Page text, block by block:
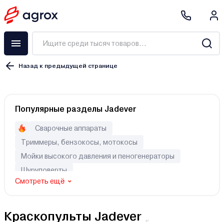
Назад к предыдущей странице
Популярные разделы Jadever
Смотреть ещё
Сварочные аппараты
Триммеры, бензокосы, мотокосы
Мойки высокого давления и пеногенераторы
Шуруповерты
Краскопульты Jadever
Краскопульт
Покрасочная станция
Набор пневмоинструмента
Аксессуары
Аккумуляторный